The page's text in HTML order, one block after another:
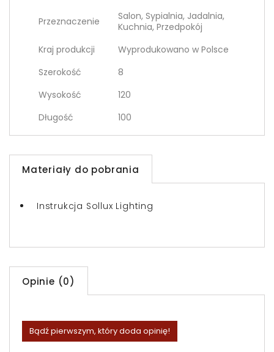
Przeznaczenie
Salon, Sypialnia, Jadalnia,
Kuchnia, Przedpokój
Kraj produkcji
Wyprodukowano w Polsce
Szerokość
8
Wysokość
120
Długość
100
Materiały do pobrania
Instrukcja Sollux Lighting
Opinie (0)
Bądź pierwszym, który doda opinię!